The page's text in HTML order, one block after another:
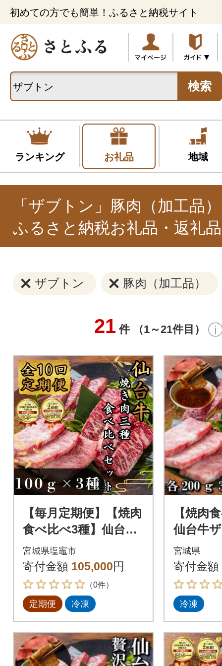
初めての方でも簡単！ふるさと納税サイト
検索
ランキング お礼品 地域
「ザブトン」豚肉（加工品
ふるさと納税お礼品・返礼
ザブトン 豚肉（加工品）
21 件 （1～21件目）
【毎月定期便】【焼肉
食べ比べ3種】仙台牛
ザブトン・トモサン
カク・マルシン100g×
各1パック全10回
宮城県塩竈市
寄付金額 105,000円
（0件）
定期便 冷凍
【焼肉
仙台牛
モサン
ン 各
宮城県
寄付金額
冷凍